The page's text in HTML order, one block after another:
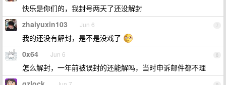
快乐是你们的，我封号两天了还没解封
7
zhaiyuxin103 Jun 6
我的还没有解封，是不是没戏了
8
0x64 Jun 6
怎么解封，一年前被误封的还能解吗，当时申诉邮件都不理